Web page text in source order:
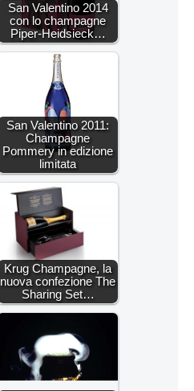
San Valentino 2014
con lo champagne
Piper-Heidsieck…
San Valentino 2011:
Champagne
Pommery in edizione
limitata
Krug Champagne, la
nuova confezione The
Sharing Set…